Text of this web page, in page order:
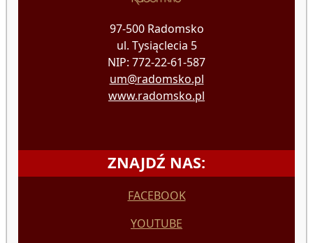
97-500 Radomsko
ul. Tysiąclecia 5
NIP: 772-22-61-587
um@radomsko.pl
www.radomsko.pl
ZNAJDŹ NAS:
FACEBOOK
YOUTUBE